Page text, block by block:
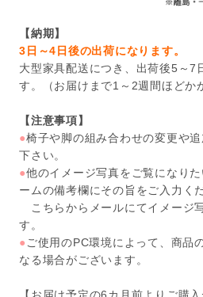
【納期】
3日～4日後の出荷になります。
大型家具配送につき、出荷後5～7
す。（お届けまで1～2週間ほどか
【注意事項】
●椅子や脚の組み合わせの変更や
下さい。
●他のイメージ写真をご覧になり
ームの備考欄にその旨をご入力く
こちらからメールにてイメージ
す。
●ご使用のPC環境によって、商品
なる場合がございます。